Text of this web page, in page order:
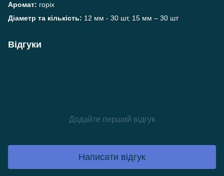
Аромат: горіх
Діаметр та кількість: 12 мм - 30 шт, 15 мм – 30 шт
Відгуки
Додайте перший відгук
Написати відгук